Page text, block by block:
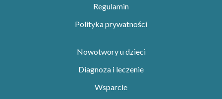
Regulamin
Polityka prywatności
Nowotwory u dzieci
Diagnoza i leczenie
Wsparcie